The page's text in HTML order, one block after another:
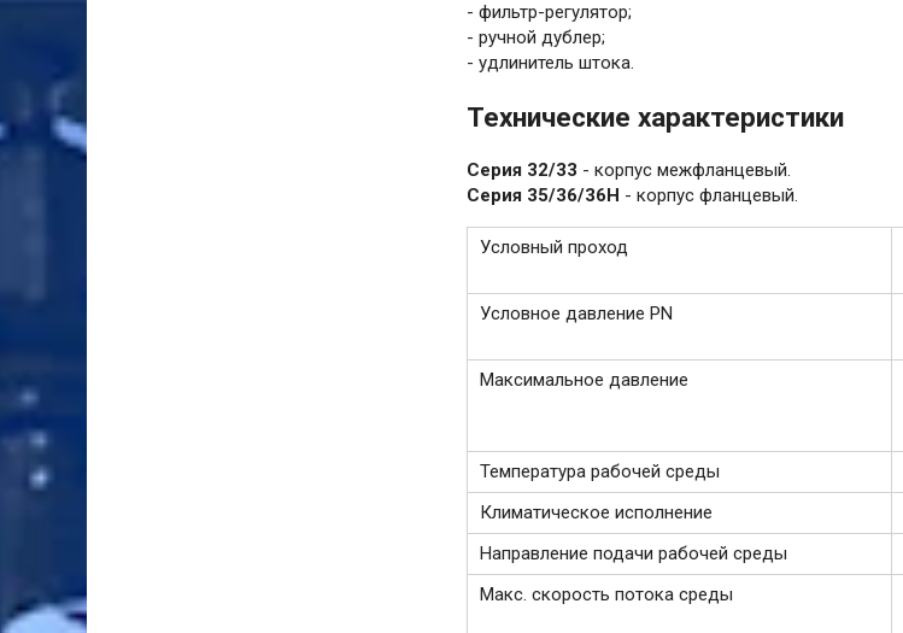
- фильтр-регулятор;
- ручной дублер;
- удлинитель штока.
Технические характеристики
Серия 32/33 - корпус межфланцевый.
Серия 35/36/36H - корпус фланцевый.
Условный проход
Условное давление PN
Максимальное давление
Температура рабочей среды
Климатическое исполнение
Направление подачи рабочей среды
Макс. скорость потока среды